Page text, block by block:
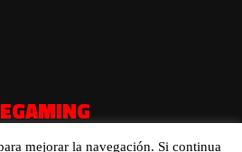
mejorar la navegación. Si continua